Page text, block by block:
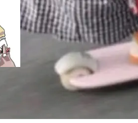
安全！ 一、从现在开
明人）以及 Oriol Vin
，AlphaSta...
理解需求、规划步
不挑平台，curl 一行
· GitCode · GitHu
）、macOS / Linu
。 # macOS / Linu
https://solon.noea
（CodeArts）
作用与价值 在软件工
心知识资产的主要载
含数十万乃至数百万
型调用可承载的上下
续扩张与代码历史的
关系、接口契约、业
于数十乃至数百个文
识关联网络。传统的
配、目录遍历）仅能
难以触及代码的语义
时，算法工程
私活
了一起案件：北京一
为了给自己接的私活腾
游戏部门的全部核心
东城区某科技公司AI
景。在公司内部架构
员将数据从A集群迁
实践：KV ca
吐量提升 4
大模型系列之一，但
吃显存了。月之暗面